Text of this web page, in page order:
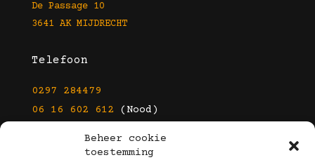
Beheer cookie
toestemming
De Passage 10
3641 AK MIJDRECHT
Telefoon
0297 284479
06 16 602 612 (Nood)